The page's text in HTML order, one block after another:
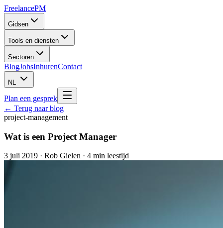
FreelancePM
Gidsen
Tools en diensten
Sectoren
BlogJobsInhurenContact
NL
Plan een gesprek
← Terug naar blog
project-management
Wat is een Project Manager
3 juli 2019 · Rob Gielen · 4 min leestijd